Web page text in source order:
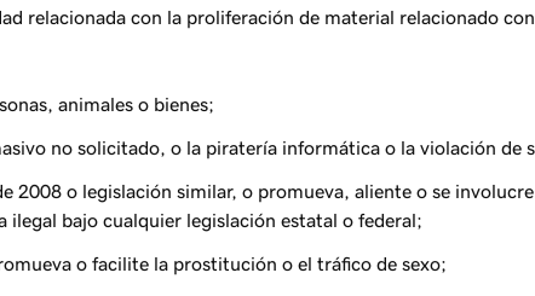
relacionada con la proliferación de material relacionado
animales o bienes;
no solicitado, o la piratería informática o la violación de
2008 o legislación similar, o promueva, aliente o se
ilegal bajo cualquier legislación estatal o federal;
o facilite la prostitución o el tráfico de sexo;